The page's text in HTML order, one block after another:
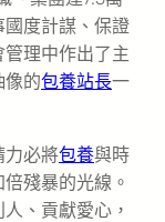
度計謀、保證
理中作出了主
像的包養站長一
力必將包養與時
殘暴的光線。
、貢獻愛心，